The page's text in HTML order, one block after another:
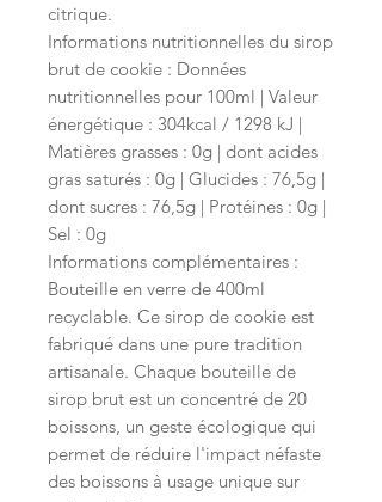
citrique.
Informations nutritionnelles du sirop
brut de cookie : Données
nutritionnelles pour 100ml | Valeur
énergétique : 304kcal / 1298 kJ |
Matières grasses : 0g | dont acides
gras saturés : 0g | Glucides : 76,5g |
dont sucres : 76,5g | Protéines : 0g |
Sel : 0g
Informations complémentaires :
Bouteille en verre de 400ml
recyclable. Ce sirop de cookie est
fabriqué dans une pure tradition
artisanale. Chaque bouteille de
sirop brut est un concentré de 20
boissons, un geste écologique qui
permet de réduire l'impact néfaste
des boissons à usage unique sur